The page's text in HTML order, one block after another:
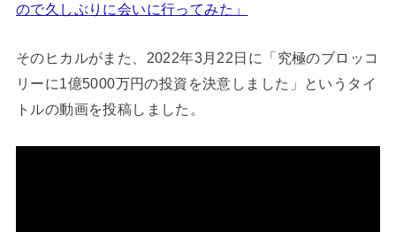
ので久しぶりに会いに行ってみた」
そのヒカルがまた、2022年3月22日に「究極のブロッコ
リーに1億5000万円の投資を決意しました」というタイ
トルの動画を投稿しました。